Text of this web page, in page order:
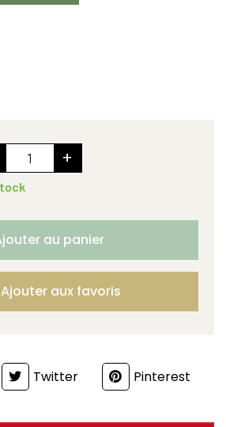
+
au panier
Twitter Pinterest